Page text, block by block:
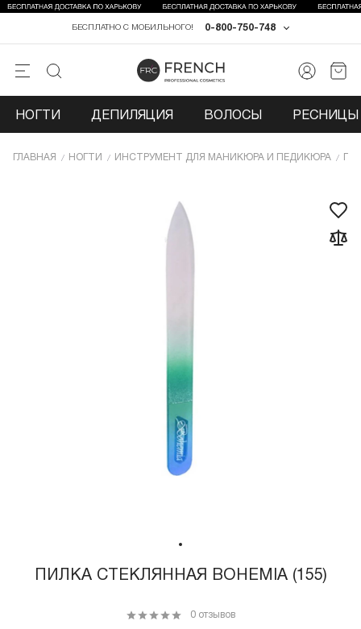
0-800-750-748
БЕСПЛАТНО С МОБИЛЬНОГО!
НОГТИ ДЕПИЛЯЦИЯ ВОЛОСЫ РЕСНИЦЫ
ГЛАВНАЯ НОГТИ ИНCТРУМЕНТ ДЛЯ МАНИКЮРА И ПЕДИКЮРА
ПИЛКА СТЕКЛЯННАЯ BOHEMIA (155)
0 отзывов